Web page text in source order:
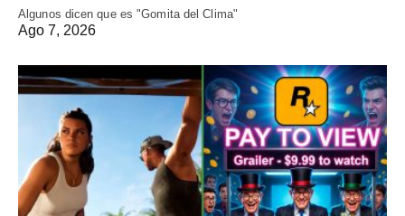
Algunos dicen que es "Gomita del Clima"
Ago 7, 2026